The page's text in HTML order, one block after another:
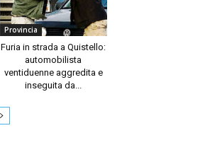
Provincia
Furia in strada a Quistello:
automobilista
ventiduenne aggredita e
inseguita da...